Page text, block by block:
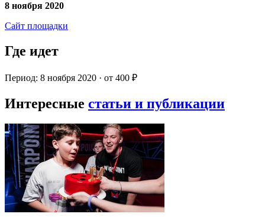
8 ноября 2020
Сайт площадки
Где идет
Период: 8 ноября 2020 · от 400 ₽
Интересные статьи и публикации